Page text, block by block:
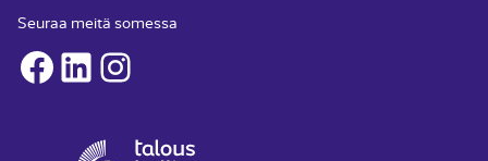
Seuraa meitä somessa
Facebook
LinkedInInstagram